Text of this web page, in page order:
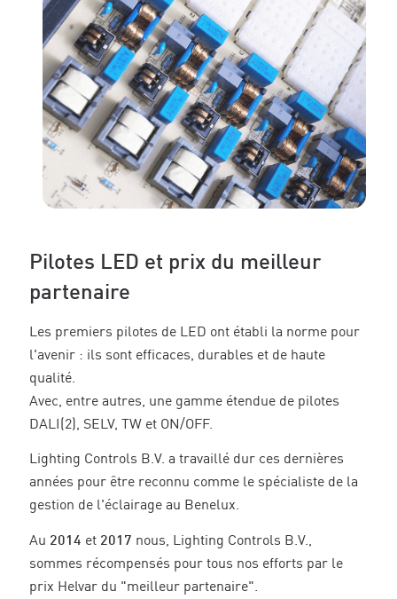
Pilotes LED et prix du meilleur
partenaire
Les premiers pilotes de LED ont établi la norme pour
l'avenir : ils sont efficaces, durables et de haute
qualité.
Avec, entre autres, une gamme étendue de pilotes
DALI(2), SELV, TW et ON/OFF.
Lighting Controls B.V. a travaillé dur ces dernières
années pour être reconnu comme le spécialiste de la
gestion de l'éclairage au Benelux.
Au 2014 et 2017 nous, Lighting Controls B.V.,
sommes récompensés pour tous nos efforts par le
prix Helvar du "meilleur partenaire".